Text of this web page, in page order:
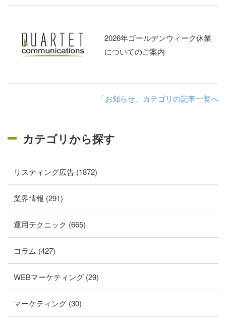
2026年ゴールデンウィーク休業
についてのご案内
「お知らせ」カテゴリの記事一覧へ
カテゴリから探す
リスティング広告 (1872)
業界情報 (291)
運用テクニック (665)
コラム (427)
WEBマーケティング (29)
マーケティング (30)